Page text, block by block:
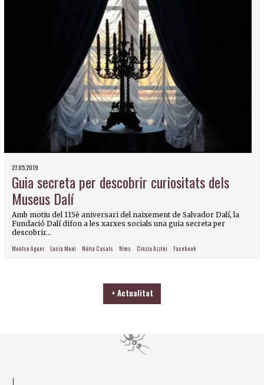
27.05.2019
Guia secreta per descobrir curiositats dels
Museus Dalí
Amb motiu del 115è aniversari del naixement de Salvador Dalí, la
Fundació Dalí difon a les xarxes socials una guia secreta per
descobrir...
Montse Aguer Lucia Moni Núria Casals films Cinzia Azzini Facebook
+ Actualitat